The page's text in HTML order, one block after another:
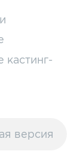
кастинг-
версия